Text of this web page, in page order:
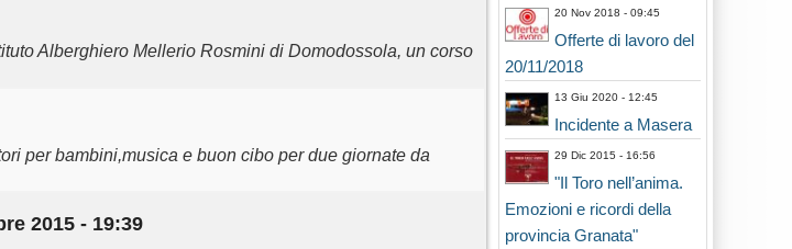
Alberghiero Mellerio Rosmini di Domodossola, un corso
per bambini,musica e buon cibo per due giornate da
2015 - 19:39
20 Nov 2018 - 09:45
Offerte di lavoro del
20/11/2018
13 Giu 2020 - 12:45
Incidente a Masera
29 Dic 2015 - 16:56
"Il Toro nell’anima.
Emozioni e ricordi della
provincia Granata"